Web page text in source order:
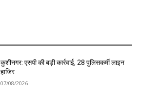
कुशीनगर: एसपी की बड़ी कार्रवाई, 28 पुलिसकर्मी लाइन
हाजिर
07/08/2026